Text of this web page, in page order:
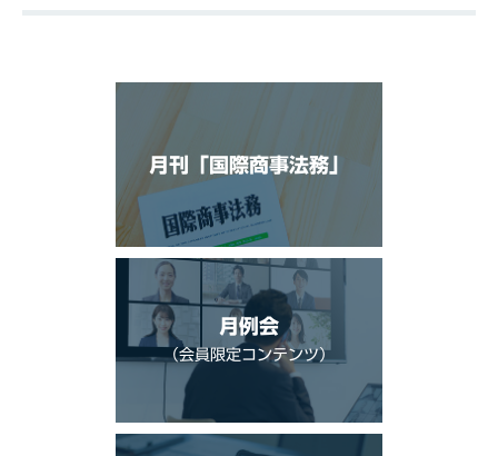
月刊「国際商事法務」
月例会
（会員限定コンテンツ）